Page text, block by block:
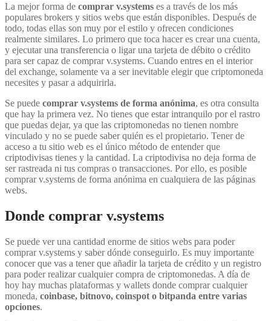
La mejor forma de comprar v.systems es a través de los más
populares brokers y sitios webs que están disponibles. Después de
todo, todas ellas son muy por el estilo y ofrecen condiciones
realmente similares. Lo primero que toca hacer es crear una cuenta,
y ejecutar una transferencia o ligar una tarjeta de débito o crédito
para ser capaz de comprar v.systems. Cuando entres en el interior
del exchange, solamente va a ser inevitable elegir que criptomoneda
necesites y pasar a adquirirla.
Se puede comprar v.systems de forma anónima, es otra consulta
que hay la primera vez. No tienes que estar intranquilo por el rastro
que puedas dejar, ya que las criptomonedas no tienen nombre
vinculado y no se puede saber quién es el propietario. Tener de
acceso a tu sitio web es el único método de entender que
criptodivisas tienes y la cantidad. La criptodivisa no deja forma de
ser rastreada ni tus compras o transacciones. Por ello, es posible
comprar v.systems de forma anónima en cualquiera de las páginas
webs.
Donde comprar v.systems
Se puede ver una cantidad enorme de sitios webs para poder
comprar v.systems y saber dónde conseguirlo. Es muy importante
conocer que vas a tener que añadir la tarjeta de crédito y un registro
para poder realizar cualquier compra de criptomonedas. A día de
hoy hay muchas plataformas y wallets donde comprar cualquier
moneda, coinbase, bitnovo, coinspot o bitpanda entre varias
opciones.